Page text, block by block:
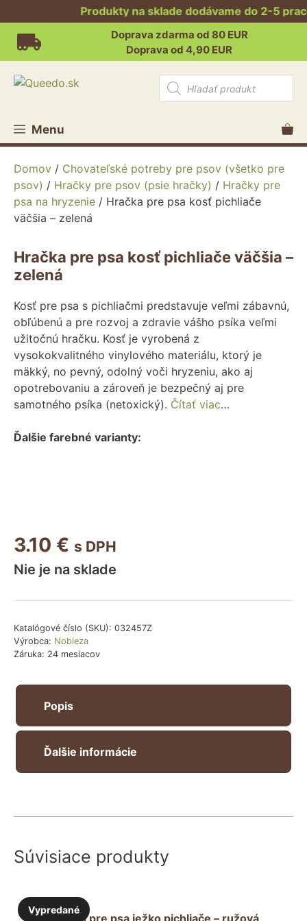
Produkty na sklade dodávame do 2-5
Preskočiť
obsah
Doprava zdarma od 80 EUR
Doprava od 4,90 EUR
Products
search
Menu
Domov / Chovateľské potreby pre psov (všetko pre
psov) / Hračky pre psov (psie hračky) / Hračky pre
psa na hryzenie / Hračka pre psa kosť pichliače
väčšia – zelená
Hračka pre psa kosť pichliače väčšia –
zelená
Kosť pre psa s pichliačmi predstavuje veľmi zábavnú,
obľúbenú a pre rozvoj a zdravie vášho psíka veľmi
užitočnú hračku. Kosť je vyrobená z
vysokokvalitného vinylového materiálu, ktorý je
mäkký, no pevný, odolný voči hryzeniu, ako aj
opotrebovaniu a zároveň je bezpečný aj pre
samotného psíka (netoxický). Čítať viac…
Ďalšie farebné varianty:
3.10 € s DPH
Nie je na sklade
Katalógové číslo (SKU): 032457Z
Výrobca: Nobleza
Záruka: 24 mesiacov
Popis
Ďalšie informácie
Súvisiace produkty
Vypredané